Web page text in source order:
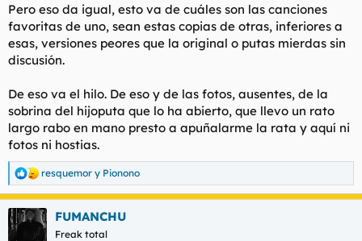
Pero eso da igual, esto va de cuáles son las canciones
favoritas de uno, sean estas copias de otras, inferiores a
esas, versiones peores que la original o putas mierdas sin
discusión.
De eso va el hilo. De eso y de las fotos, ausentes, de la
sobrina del hijoputa que lo ha abierto, que llevo un rato
largo rabo en mano presto a apuñalarme la rata y aquí ni
fotos ni hostias.
R
e
a
c
c
resquemor y Pionono
FUMANCHU
Freak total